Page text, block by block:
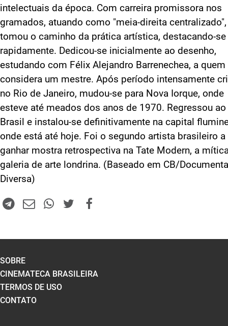
intelectuais da época. Com carreira promissora nos
gramados, atuando como "meia-direita centralizado",
tomou o caminho da prática artística, destacando-se
rapidamente. Dedicou-se inicialmente ao desenho,
estudando com Félix Alejandro Barrenechea, a quem
considera um mestre. Após período intensamente
no Rio de Janeiro, mudou-se para Nova Iorque, onde
esteve até meados dos anos de 1970. Regressou ao
Brasil e instalou-se definitivamente na capital
onde está até hoje. Foi o segundo artista brasileiro a
ganhar mostra retrospectiva na Tate Modern, a
galeria de arte londrina. (Baseado em CB/
Diversa)
SOBRE
CINEMATECA BRASILEIRA
TERMOS DE USO
CONTATO